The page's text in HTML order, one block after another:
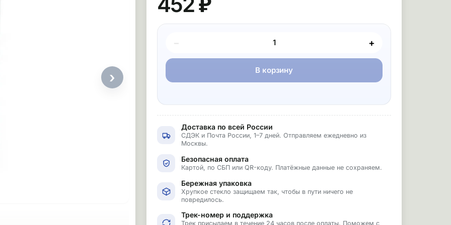
›
− +
В корзину
Доставка по всей России
СДЭК и Почта России, 1–7 дней. Отправляем ежедневно из
Москвы.
Безопасная оплата
Картой, по СБП или QR-коду. Платёжные данные не сохраняем.
Бережная упаковка
Хрупкое стекло защищаем так, чтобы в пути ничего не
повредилось.
Трек-номер и поддержка
Трек присылаем в течение 24 часов после оплаты. Поможем с